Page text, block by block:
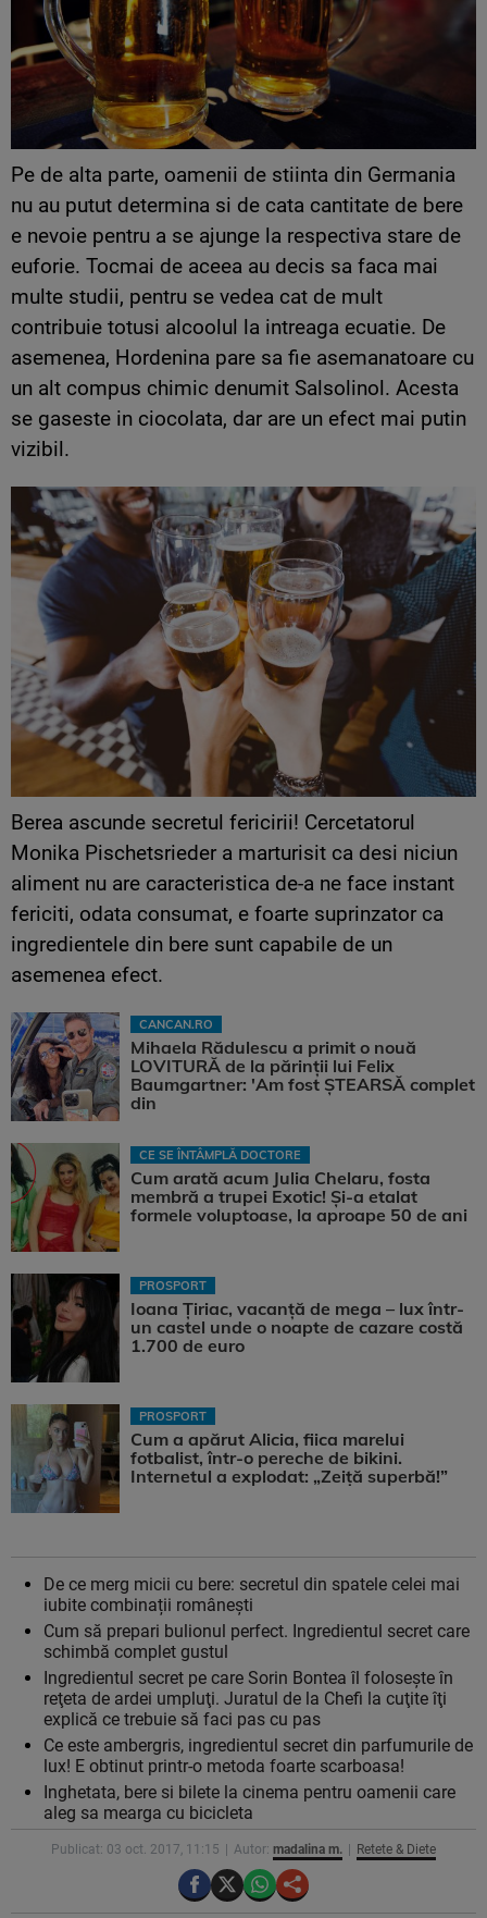
Pe de alta parte, oamenii de stiinta din Germania
nu au putut determina si de cata cantitate de bere
e nevoie pentru a se ajunge la respectiva stare de
euforie. Tocmai de aceea au decis sa faca mai
multe studii, pentru se vedea cat de mult
contribuie totusi alcoolul la intreaga ecuatie. De
asemenea, Hordenina pare sa fie asemanatoare cu
un alt compus chimic denumit Salsolinol. Acesta
se gaseste in ciocolata, dar are un efect mai putin
vizibil.
Berea ascunde secretul fericirii! Cercetatorul
Monika Pischetsrieder a marturisit ca desi niciun
aliment nu are caracteristica de-a ne face instant
fericiti, odata consumat, e foarte suprinzator ca
ingredientele din bere sunt capabile de un
asemenea efect.
CANCAN.RO
Mihaela Rădulescu a primit o nouă
LOVITURĂ de la părinții lui Felix
Baumgartner: 'Am fost ȘTEARSĂ complet
din
CE SE ÎNTÂMPLĂ DOCTORE
Cum arată acum Julia Chelaru, fosta
membră a trupei Exotic! Și-a etalat
formele voluptoase, la aproape 50 de ani
PROSPORT
Ioana Țiriac, vacanță de mega – lux într-
un castel unde o noapte de cazare costă
1.700 de euro
PROSPORT
Cum a apărut Alicia, fiica marelui
fotbalist, într-o pereche de bikini.
Internetul a explodat: „Zeiță superbă!”
De ce merg micii cu bere: secretul din spatele celei mai
iubite combinații românești
Cum să prepari bulionul perfect. Ingredientul secret care
schimbă complet gustul
Ingredientul secret pe care Sorin Bontea îl foloseşte în
reţeta de ardei umpluţi. Juratul de la Chefi la cuţite îţi
explică ce trebuie să faci pas cu pas
Ce este ambergris, ingredientul secret din parfumurile de
lux! E obtinut printr-o metoda foarte scarboasa!
Inghetata, bere si bilete la cinema pentru oamenii care
aleg sa mearga cu bicicleta
Publicat: 03 oct. 2017, 11:15 Autor: madalina m. Retete & Diete